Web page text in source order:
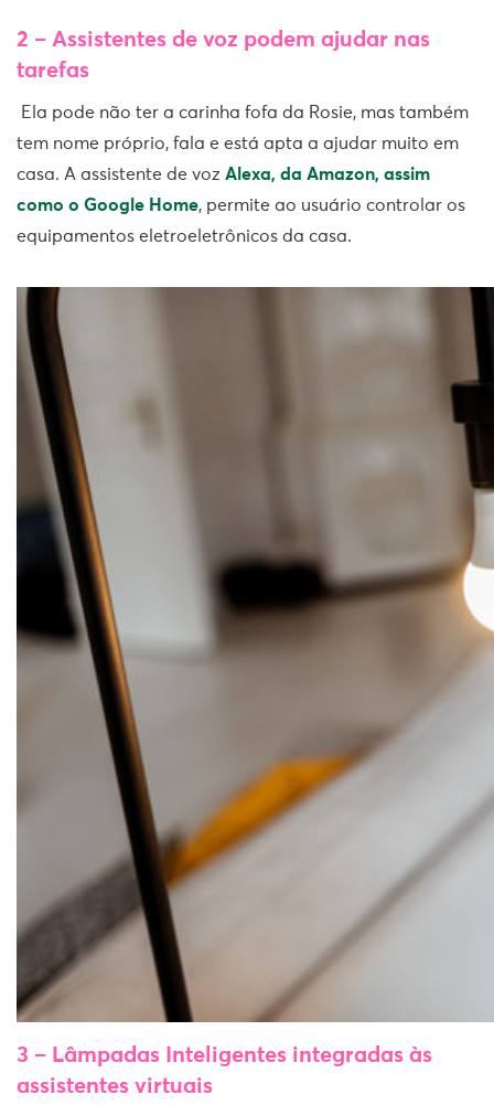
2 – Assistentes de voz podem ajudar nas
tarefas
Ela pode não ter a carinha fofa da Rosie, mas também
tem nome próprio, fala e está apta a ajudar muito em
casa. A assistente de voz Alexa, da Amazon, assim
como o Google Home, permite ao usuário controlar os
equipamentos eletroeletrônicos da casa.
3 – Lâmpadas Inteligentes integradas às
assistentes virtuais